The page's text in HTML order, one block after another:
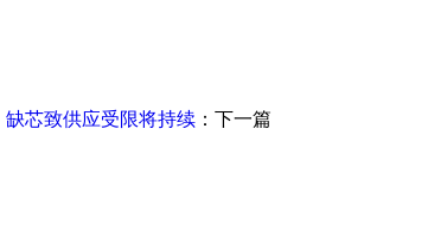
缺芯致供应受限将持续 ：下一篇